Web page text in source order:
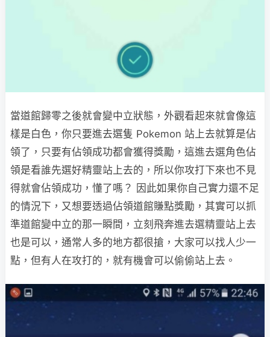
當道館歸零之後就會變中立狀態，外觀看起來就會像這
樣是白色，你只要進去選隻 Pokemon 站上去就算是佔
領了，只要有佔領成功都會獲得獎勵，這進去選角色佔
領是看誰先選好精靈站上去的，所以你攻打下來也不見
得就會佔領成功，懂了嗎？ 因此如果你自己實力還不足
的情況下，又想要透過佔領道館賺點獎勵，其實可以抓
準道館變中立的那一瞬間，立刻飛奔進去選精靈站上去
也是可以，通常人多的地方都很搶，大家可以找人少一
點，但有人在攻打的，就有機會可以偷偷站上去。